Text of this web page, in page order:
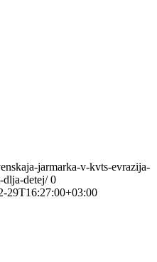
jarmarka-v-kvts-evrazija-
dlja-detej/ 0
29T16:27:00+03:00